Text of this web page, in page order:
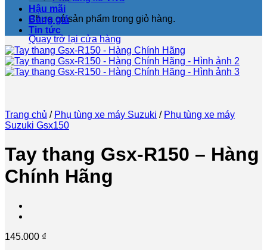
Chưa có sản phẩm trong giỏ hàng.
Quay trở lại cửa hàng
Hậu mãi
Bảng giá
Tin tức
Trang chủ / Phụ tùng xe máy Suzuki / Phụ tùng xe máy
Suzuki Gsx150
Tay thang Gsx-R150 – Hàng
Chính Hãng
145.000 ₫